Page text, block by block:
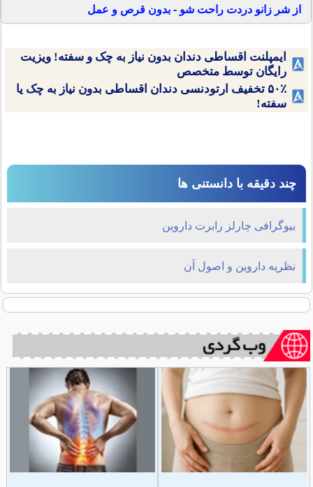
از شر زانو دردت راحت شو - بدون قرص و عمل
ایمپلنت اقساطی دندان بدون نیاز به چک و سفته! ویزیت
رایگان توسط متخصص
۵۰٪ تخفیف ارتودنسی دندان اقساطی بدون نیاز به چک یا
سفته!
چند دقیقه با دانستنی ها
بیوگرافی چارلز رابرت داروین
نظریه داروین و اصول آن